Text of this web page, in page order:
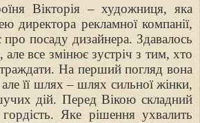
Вікторія – художниця, яка
директора рекламної компанії,
про посаду дизайнера. Здавалось
все змінює зустріч з тим, хто
На перший погляд вона
її шлях – шлях сильної жінки,
дій. Перед Вікою складний
Яке рішення ухвалить